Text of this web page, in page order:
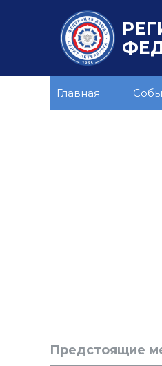
Главная
Предстоящие